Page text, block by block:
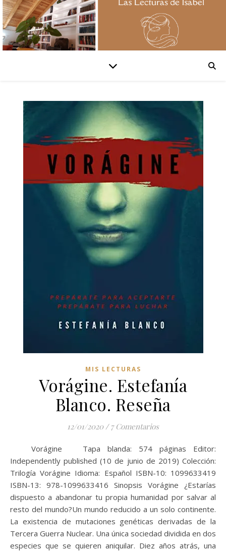
MIS LECTURAS
Vorágine. Estefanía
Blanco. Reseña
12/01/2020 / 7 Comentarios
Vorágine Tapa blanda: 574 páginas Editor:
Independently published (10 de junio de 2019) Colección:
Trilogía Vorágine Idioma: Español ISBN-10: 1099633419
ISBN-13: 978-1099633416 Sinopsis Vorágine ¿Estarías
dispuesto a abandonar tu propia humanidad por salvar al
resto del mundo?Un mundo reducido a un solo continente.
La existencia de mutaciones genéticas derivadas de la
Tercera Guerra Nuclear. Una única sociedad dividida en dos
especies que se quieren aniquilar. Diez años atrás, una